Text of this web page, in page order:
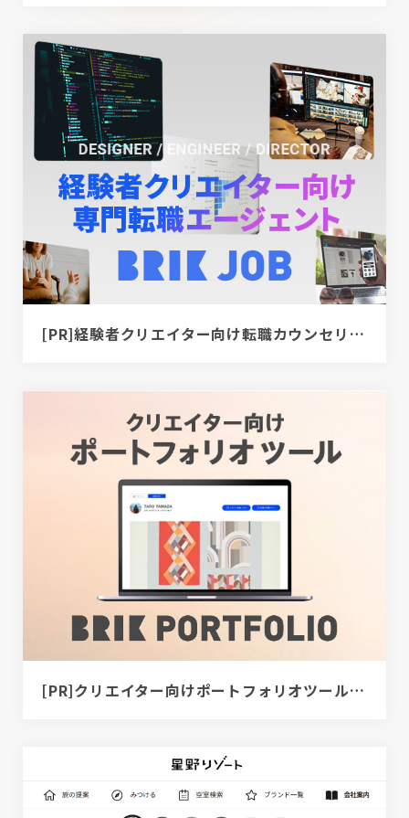
[PR]経験者クリエイター向け転職カウンセリング｜デザイナー / ディレクター / エンジニア
[PR]クリエイター向けポートフォリオツール｜BRIK PORTFOLIO